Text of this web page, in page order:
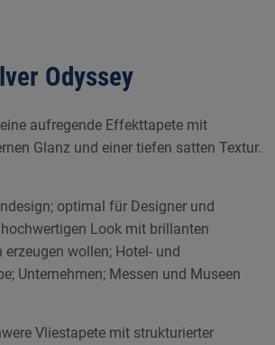
Odyssey
aufregende Effekttapete mit
Glanz und einer tiefen satten Textur.
optimal für Designer und
Look mit brillanten
wollen; Hotel- und
Unternehmen; Messen und Museen
Vliestapete mit strukturierter